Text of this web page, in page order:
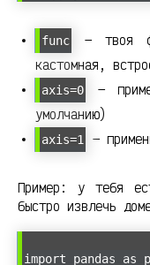
func
— твоя
кастомная,
axis=0
—
умолчанию)
axis=1 —
Пример: у тебя
быстро извлечь
import pandas as